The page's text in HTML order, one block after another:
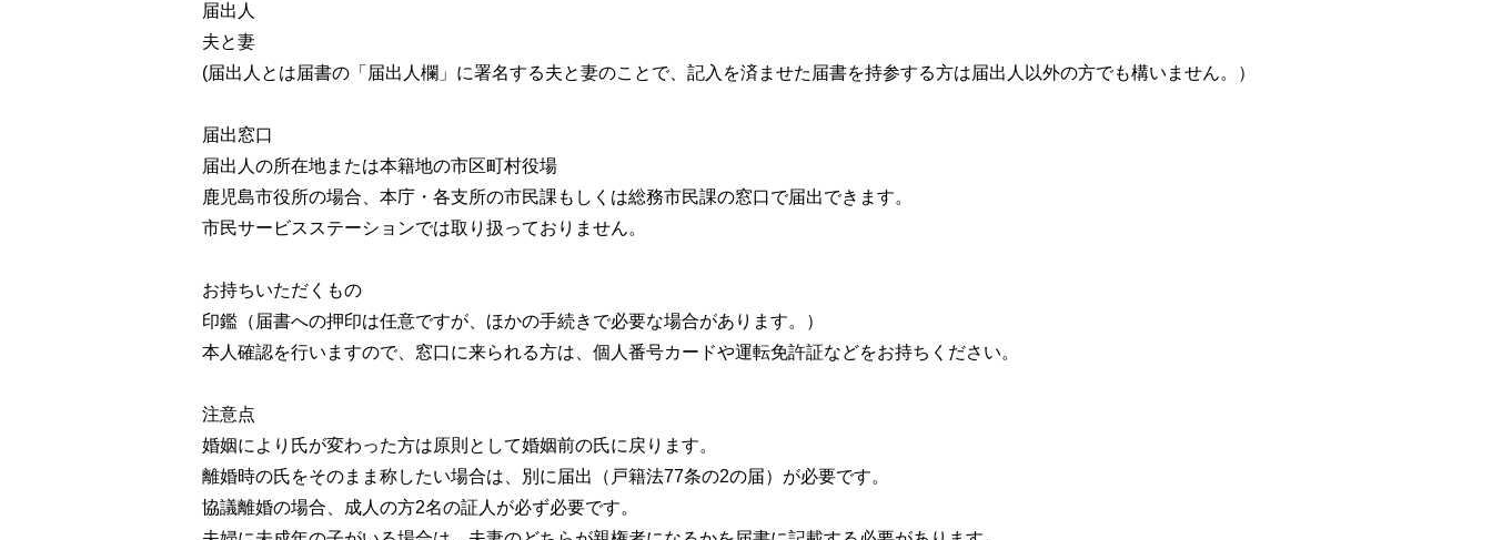
届出人
夫と妻
(届出人とは届書の「届出人欄」に署名する夫と妻のことで、記入を済ませた届書を持参する方は届出人以外の方でも構いません。）
届出窓口
届出人の所在地または本籍地の市区町村役場
鹿児島市役所の場合、本庁・各支所の市民課もしくは総務市民課の窓口で届出できます。
市民サービスステーションでは取り扱っておりません。
お持ちいただくもの
印鑑（届書への押印は任意ですが、ほかの手続きで必要な場合があります。）
本人確認を行いますので、窓口に来られる方は、個人番号カードや運転免許証などをお持ちください。
注意点
婚姻により氏が変わった方は原則として婚姻前の氏に戻ります。
離婚時の氏をそのまま称したい場合は、別に届出（戸籍法77条の2の届）が必要です。
協議離婚の場合、成人の方2名の証人が必ず必要です。